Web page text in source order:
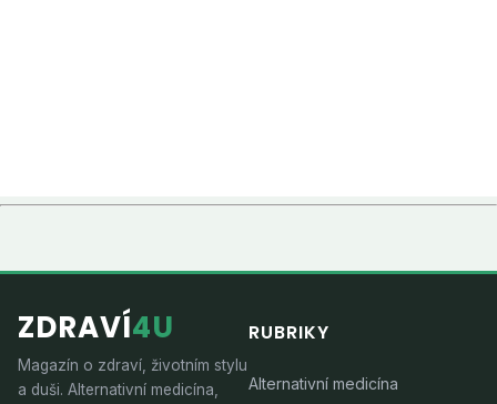
ZDRAVÍ4U
Magazín o zdraví, životním stylu
a duši. Alternativní medicína,
RUBRIKY
Alternativní medicína